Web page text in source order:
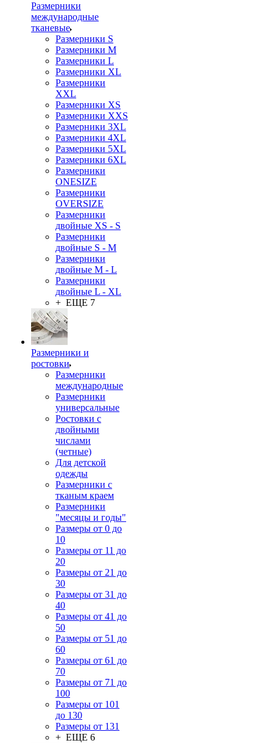
Размерники
международные
тканевые
Размерники S
Размерники M
Размерники L
Размерники XL
Размерники
XXL
Размерники XS
Размерники XXS
Размерники 3XL
Размерники 4XL
Размерники 5XL
Размерники 6XL
Размерники
ONESIZE
Размерники
OVERSIZE
Размерники
двойные XS - S
Размерники
двойные S - M
Размерники
двойные M - L
Размерники
двойные L - XL
+ ЕЩЕ 7
Размерники и
ростовки
Размерники
международные
Размерники
универсальные
Ростовки с
двойными
числами
(четные)
Для детской
одежды
Размерники с
тканым краем
Размерники
"месяцы и годы"
Размеры от 0 до
10
Размеры от 11 до
20
Размеры от 21 до
30
Размеры от 31 до
40
Размеры от 41 до
50
Размеры от 51 до
60
Размеры от 61 до
70
Размеры от 71 до
100
Размеры от 101
до 130
Размеры от 131
+ ЕЩЕ 6